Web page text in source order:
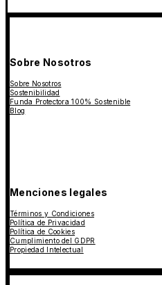
Sobre Nosotros
Sobre Nosotros
Sostenibilidad
Funda Protectora 100% Sostenible
Blog
Menciones legales
Términos y Condiciones
Política de Privacidad
Política de Cookies
Cumplimiento del GDPR
Propiedad Intelectual